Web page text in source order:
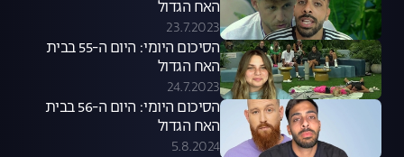
האח הגדול
23.7.2023
הסיכום היומי: היום ה-55 בבית
האח הגדול
24.7.2023
הסיכום היומי: היום ה-56 בבית
האח הגדול
5.8.2024